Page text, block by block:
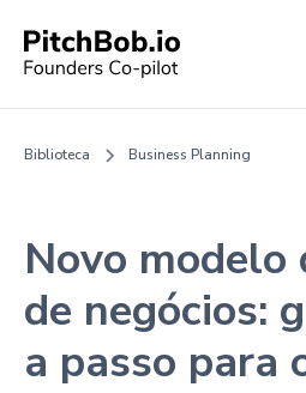
Biblioteca Business Planning
Novo modelo
de negócios:
a passo para